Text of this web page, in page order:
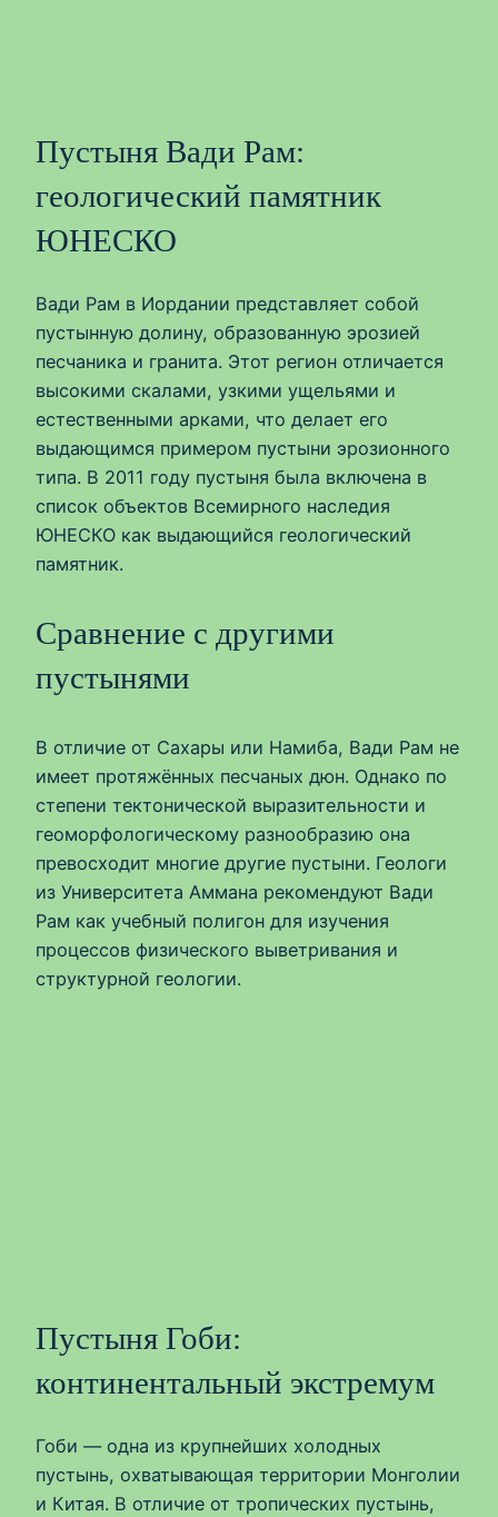
Пустыня Вади Рам:
геологический памятник
ЮНЕСКО
Вади Рам в Иордании представляет собой
пустынную долину, образованную эрозией
песчаника и гранита. Этот регион отличается
высокими скалами, узкими ущельями и
естественными арками, что делает его
выдающимся примером пустыни эрозионного
типа. В 2011 году пустыня была включена в
список объектов Всемирного наследия
ЮНЕСКО как выдающийся геологический
памятник.
Сравнение с другими
пустынями
В отличие от Сахары или Намиба, Вади Рам не
имеет протяжённых песчаных дюн. Однако по
степени тектонической выразительности и
геоморфологическому разнообразию она
превосходит многие другие пустыни. Геологи
из Университета Аммана рекомендуют Вади
Рам как учебный полигон для изучения
процессов физического выветривания и
структурной геологии.
Пустыня Гоби:
континентальный экстремум
Гоби — одна из крупнейших холодных
пустынь, охватывающая территории Монголии
и Китая. В отличие от тропических пустынь,